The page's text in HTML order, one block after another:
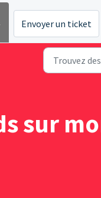
Envoyer un ticket
sur